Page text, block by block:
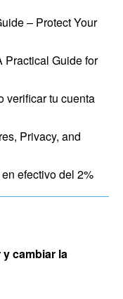
– Protect Your
Practical Guide for
verificar tu cuenta
Privacy, and
efectivo del 2%
cambiar la